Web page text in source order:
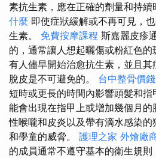
素抗生素，應在正確的劑量和持續
什麼 即使症狀緩解或不再可見，
生素。 免費按摩課程 斯嘉麗皮疹
的，通常讓人想起曬傷或粉紅色
有人儘早開始治愈抗生素，並且
脫皮是不可避免的。 台中整骨價錢
短時或更長的時間內影響頭髮和
能會出現在指甲上或增加幾個月的
性喉嚨和皮炎以及帶有滴水感染
和學童的威脅。 護理之家 外燴廠
的成員通常不遵守基本的衛生規則